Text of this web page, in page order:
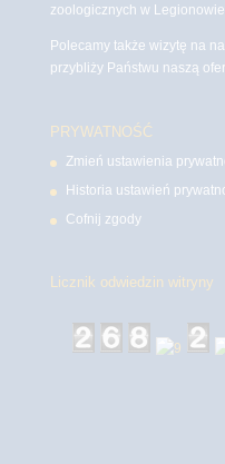
zoologicznych w
Polecamy także wizytę na
przybliży Państwu naszą
PRYWATNOŚĆ
Zmień ustawienia
Historia ustawień
Cofnij zgody
Licznik odwiedzin witryny